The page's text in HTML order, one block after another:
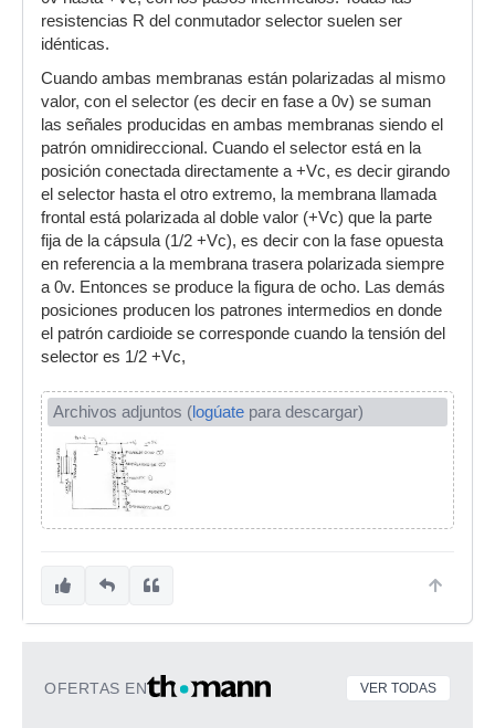
resistencias R del conmutador selector suelen ser
idénticas.
Cuando ambas membranas están polarizadas al mismo
valor, con el selector (es decir en fase a 0v) se suman
las señales producidas en ambas membranas siendo el
patrón omnidireccional. Cuando el selector está en la
posición conectada directamente a +Vc, es decir girando
el selector hasta el otro extremo, la membrana llamada
frontal está polarizada al doble valor (+Vc) que la parte
fija de la cápsula (1/2 +Vc), es decir con la fase opuesta
en referencia a la membrana trasera polarizada siempre
a 0v. Entonces se produce la figura de ocho. Las demás
posiciones producen los patrones intermedios en donde
el patrón cardioide se corresponde cuando la tensión del
selector es 1/2 +Vc,
Archivos adjuntos (logúate para descargar)
OFERTAS EN VER TODAS